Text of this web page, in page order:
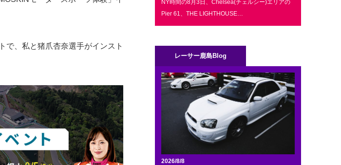
で、私と猪爪杏奈選手がインスト
NY時間の8月3日、Chelsea(チェルシー)エリアの
Pier 61、THE LIGHTHOUSE…
レーサー鹿島Blog
2026/8/8